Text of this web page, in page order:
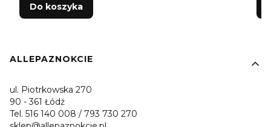
Do koszyka
Linki w stopce
ALLEPAZNOKCIE
ul. Piotrkowska 270
90 - 361 Łódź
Tel. 516 140 008 / 793 730 270